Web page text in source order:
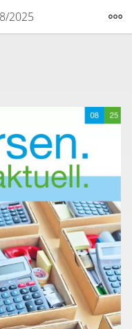
2025